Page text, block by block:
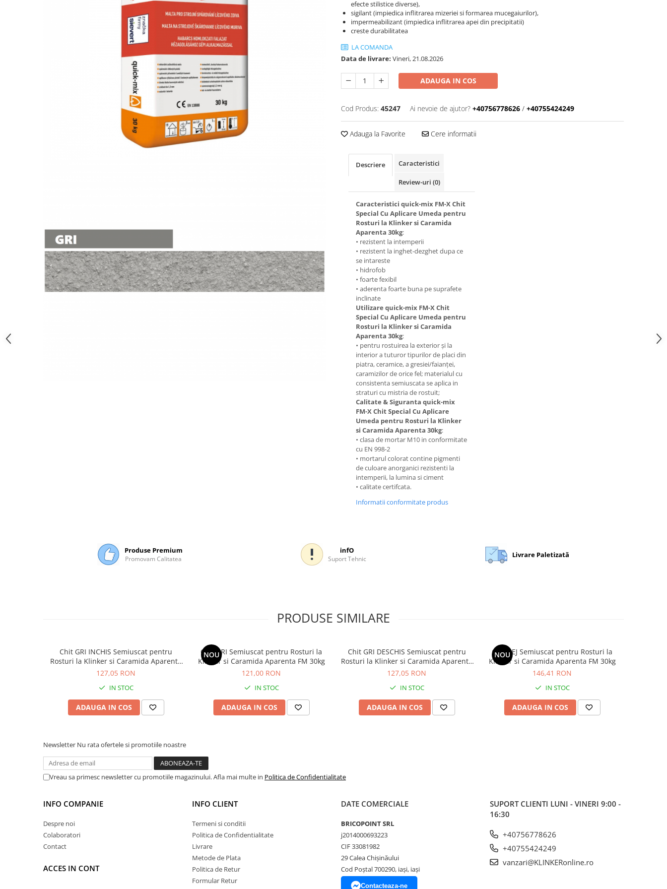
efecte stilistice diverse),
sigilant (impiedica inflitrarea mizeriei si formarea mucegaiurilor),
impermeabilizant (impiedica inflitrarea apei din precipitatii)
creste durabilitatea
LA COMANDA
Data de livrare: Vineri, 21.08.2026
ADAUGA IN COS
Cod Produs: 45247 Ai nevoie de ajutor? +40756778626 / +40755424249
Adauga la Favorite Cere informatii
Descriere Caracteristici
Review-uri (0)
Caracteristici quick-mix FM-X Chit
Special Cu Aplicare Umeda pentru
Rosturi la Klinker si Caramida
Aparenta 30kg:
• rezistent la intemperii
• rezistent la inghet-dezghet dupa ce
se intareste
• hidrofob
• foarte fexibil
• aderenta foarte buna pe suprafete
inclinate
Utilizare quick-mix FM-X Chit
Special Cu Aplicare Umeda pentru
Rosturi la Klinker si Caramida
Aparenta 30kg:
• pentru rostuirea la exterior și la
interior a tuturor tipurilor de placi din
piatra, ceramice, a gresiei/faianței,
caramizilor de orice fel; materialul cu
consistenta semiuscata se aplica in
straturi cu mistria de rostuit;
Calitate & Siguranta quick-mix
FM-X Chit Special Cu Aplicare
Umeda pentru Rosturi la Klinker
si Caramida Aparenta 30kg:
• clasa de mortar M10 in conformitate
cu EN 998-2
• mortarul colorat contine pigmenti
de culoare anorganici rezistenti la
intemperii, la lumina si ciment
• calitate certifcata.
Informatii conformitate produs
Produse Premium
Promovam Calitatea
infO
Suport Tehnic Livrare Paletizată
PRODUSE SIMILARE
Chit GRI INCHIS Semiuscat pentru
Rosturi la Klinker si Caramida Aparenta
FM 30kg
127,05 RON
IN STOC
ADAUGA IN COS
NOU
Chit GRI Semiuscat pentru Rosturi la
Klinker si Caramida Aparenta FM 30kg
121,00 RON
IN STOC
ADAUGA IN COS
Chit GRI DESCHIS Semiuscat pentru
Rosturi la Klinker si Caramida Aparenta
FM 30kg
127,05 RON
IN STOC
ADAUGA IN COS
NOU
Chit BEJ Semiuscat pentru Rosturi la
Klinker si Caramida Aparenta FM 30kg
146,41 RON
IN STOC
ADAUGA IN COS
Newsletter Nu rata ofertele si promotiile noastre
Vreau sa primesc newsletter cu promotiile magazinului. Afla mai multe in Politica de Confidentialitate
INFO COMPANIE
Despre noi
Colaboratori
Contact
ACCES IN CONT
INFO CLIENT
Termeni si conditii
Politica de Confidentialitate
Livrare
Metode de Plata
Politica de Retur
Formular Retur
DATE COMERCIALE
BRICOPOINT SRL
j2014000693223
CIF 33081982
29 Calea Chișinăului
Cod Poștal 700290, iași, iași
Contacteaza-ne
SUPORT CLIENTI LUNI - VINERI 9:00 -
16:30
+40756778626
+40755424249
vanzari@KLINKERonline.ro